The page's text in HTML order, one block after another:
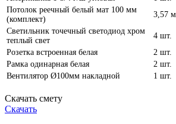
Потолок реечный белый мат 100 мм
(комплект)
3,57
Светильник точечный светодиод хром
теплый свет
4 шт.
Розетка встроенная белая
2 шт.
Рамка одинарная белая
2 шт.
Вентилятор Ø100мм накладной
1 шт.
Скачать смету
Скачать